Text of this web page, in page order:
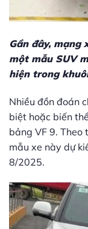
Gần đây, mạng
một mẫu SUV
hiện trong
Nhiều đồn đoán
biệt hoặc biến
bảng VF 9. Theo
mẫu xe này dự
8/2025.